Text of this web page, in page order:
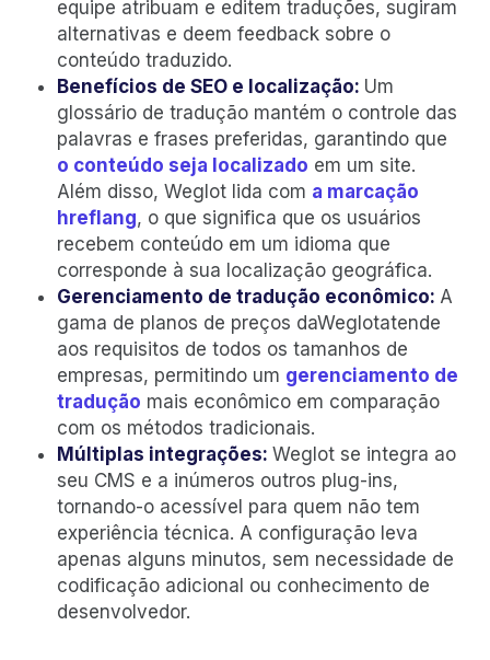
equipe atribuam e editem traduções, sugiram
alternativas e deem feedback sobre o
conteúdo traduzido.
Benefícios de SEO e localização: Um
glossário de tradução mantém o controle das
palavras e frases preferidas, garantindo que
o conteúdo seja localizado em um site.
Além disso, Weglot lida com a marcação
hreflang, o que significa que os usuários
recebem conteúdo em um idioma que
corresponde à sua localização geográfica.
Gerenciamento de tradução econômico: A
gama de planos de preços daWeglotatende
aos requisitos de todos os tamanhos de
empresas, permitindo um gerenciamento de
tradução mais econômico em comparação
com os métodos tradicionais.
Múltiplas integrações: Weglot se integra ao
seu CMS e a inúmeros outros plug-ins,
tornando-o acessível para quem não tem
experiência técnica. A configuração leva
apenas alguns minutos, sem necessidade de
codificação adicional ou conhecimento de
desenvolvedor.